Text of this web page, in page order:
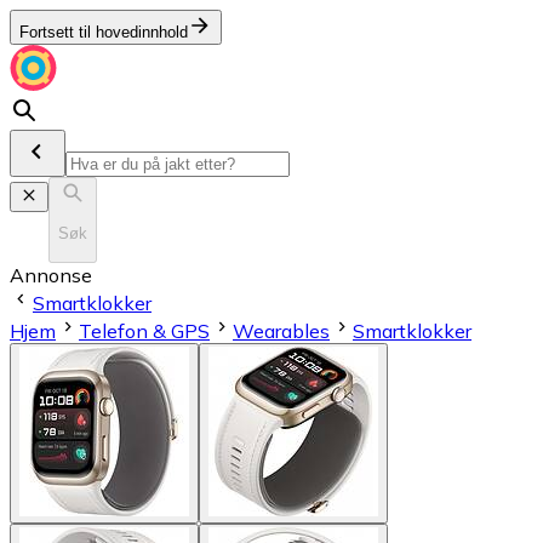
Fortsett til hovedinnhold
Søk
Annonse
Smartklokker
Hjem
Telefon & GPS Wearables Smartklokker